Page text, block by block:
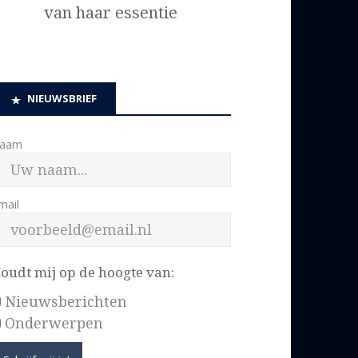
van haar essentie
NIEUWSBRIEF
mij op de hoogte van:
Nieuwsberichten
Onderwerpen